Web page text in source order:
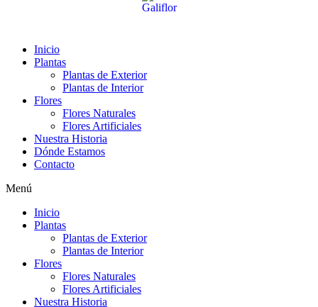
Inicio
Plantas
Plantas de Exterior
Plantas de Interior
Flores
Flores Naturales
Flores Artificiales
Nuestra Historia
Dónde Estamos
Contacto
Menú
Inicio
Plantas
Plantas de Exterior
Plantas de Interior
Flores
Flores Naturales
Flores Artificiales
Nuestra Historia